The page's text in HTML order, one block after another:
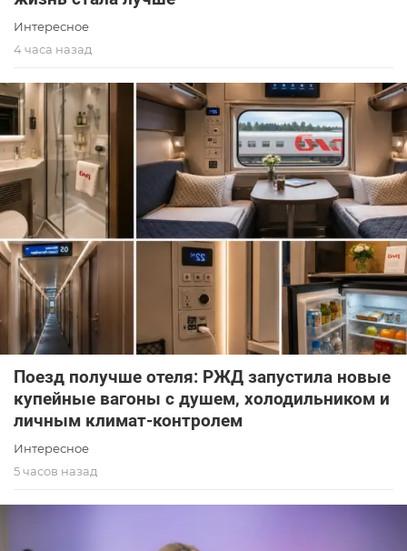
Интересное
4 часа назад
Поезд получше отеля: РЖД запустила новые
купейные вагоны с душем, холодильником и
личным климат-контролем
Интересное
5 часов назад